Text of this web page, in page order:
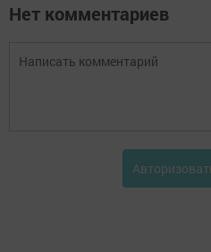
Нет комментариев